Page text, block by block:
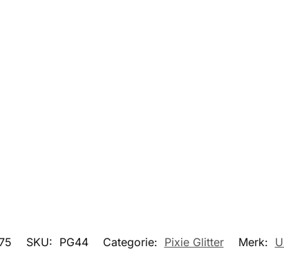
SKU: PG44 Categorie: Pixie Glitter Merk: